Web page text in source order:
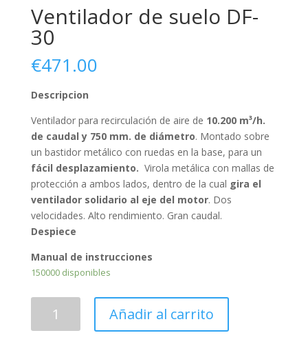
Ventilador de suelo DF-
30
€471.00
Descripcion
Ventilador para recirculación de aire de 10.200 m³/h.
de caudal y 750 mm. de diámetro. Montado sobre
un bastidor metálico con ruedas en la base, para un
fácil desplazamiento. Virola metálica con mallas de
protección a ambos lados, dentro de la cual gira el
ventilador solidario al eje del motor. Dos
velocidades. Alto rendimiento. Gran caudal.
Despiece
Manual de instrucciones
150000 disponibles
Añadir al carrito